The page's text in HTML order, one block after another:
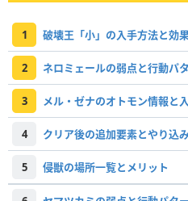
1 破壊王「小」の入手方法と効
2 ネロミェールの弱点と行動パ
3 メル・ゼナのオトモン情報と
4 クリア後の追加要素とやり込
5 侵獣の場所一覧とメリット